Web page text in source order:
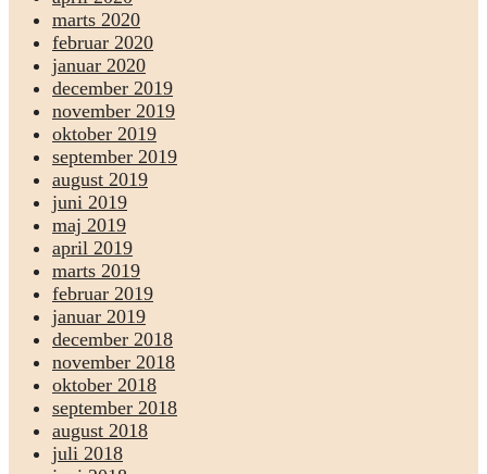
marts 2020
februar 2020
januar 2020
december 2019
november 2019
oktober 2019
september 2019
august 2019
juni 2019
maj 2019
april 2019
marts 2019
februar 2019
januar 2019
december 2018
november 2018
oktober 2018
september 2018
august 2018
juli 2018